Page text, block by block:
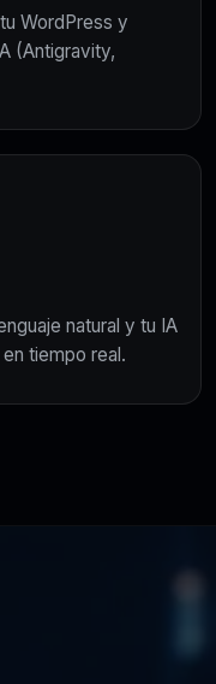
WordPress y
(Antigravity,
natural y tu IA
tiempo real.